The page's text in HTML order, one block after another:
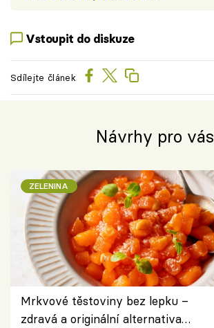
Vstoupit do diskuze
Sdílejte článek
Návrhy pro vás
ZELENINA
Mrkvové těstoviny bez lepku –
zdravá a originální alternativa